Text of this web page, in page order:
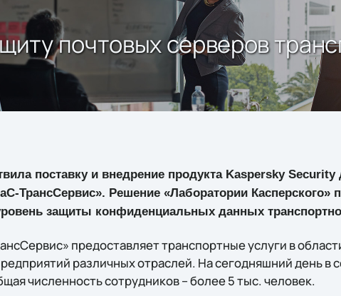
почтовых серверов
поставку и внедрение продукта Kaspersky
ТрансСервис». Решение «Лаборатории Касперского»
защиты конфиденциальных данных
предоставляет транспортные услуги в
различных отраслей. На сегодняшний день в
численность сотрудников – более 5 тыс. человек.